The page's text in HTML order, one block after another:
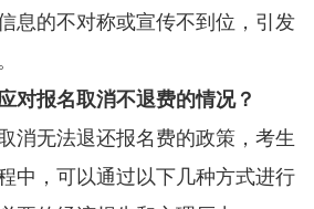
息的不对称或宣传不到位，引发
对报名取消不退费的情况？
消无法退还报名费的政策，考生
中，可以通过以下几种方式进行